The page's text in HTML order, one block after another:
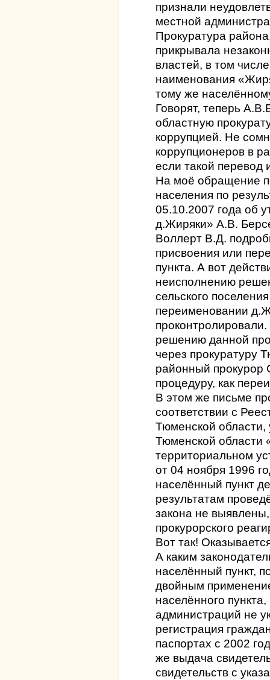
признали
местной
Прокуратура
прикрывала
властей, в том
наименования
тому же
Говорят, теперь
областную
коррупцией. Не
коррупционеров в
если такой перевод
На моё обращение
населения по
05.10.2007 года об
д.Жиряки» А.В.
Воллерт В.Д.
присвоения или
пункта. А вот
неисполнению
сельского
переименовании
решению данной
через прокуратуру
районный прокурор
процедуру, как
В этом же письме
соответствии с
Тюменской
Тюменской области
территориальном
от 04 ноября 1996
населённый пункт
результатам
закона не
прокурорского
Вот так!
А каким
населённый пункт,
двойным
населённого
администраций не
регистрация
паспортах с 2002
же выдача
свидетельств с